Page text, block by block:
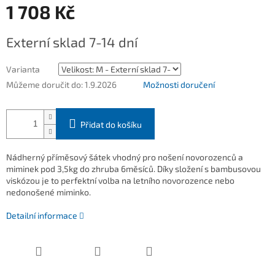
1 708 Kč
cena:
Externí sklad 7-14 dní
Varianta
Můžeme doručit do:1.9.2026 Možnosti doručení
Přidat do košíku
Nádherný příměsový šátek vhodný pro nošení novorozenců a
miminek pod 3,5kg do zhruba 6měsíců. Díky složení s bambusovou
viskózou je to perfektní volba na letního novorozence nebo
nedonošené miminko.
Detailní informace